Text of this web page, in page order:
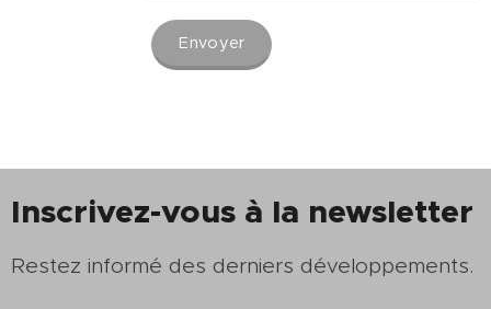
Envoyer
Inscrivez-vous à la newsletter
Restez informé des derniers développements.